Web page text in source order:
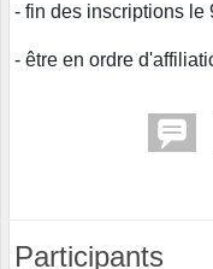
- fin des inscriptions le
- être en ordre
Participants